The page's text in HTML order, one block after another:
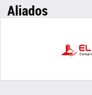
Aliados